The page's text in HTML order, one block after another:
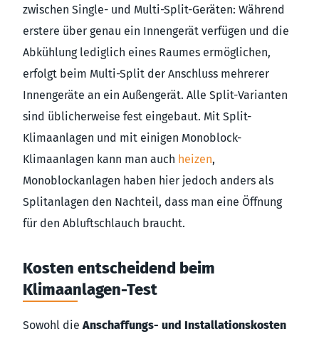
zwischen Single- und Multi-Split-Geräten: Während
erstere über genau ein Innengerät verfügen und die
Abkühlung lediglich eines Raumes ermöglichen,
erfolgt beim Multi-Split der Anschluss mehrerer
Innengeräte an ein Außengerät. Alle Split-Varianten
sind üblicherweise fest eingebaut. Mit Split-
Klimaanlagen und mit einigen Monoblock-
Klimaanlagen kann man auch heizen,
Monoblockanlagen haben hier jedoch anders als
Splitanlagen den Nachteil, dass man eine Öffnung
für den Abluftschlauch braucht.
Kosten entscheidend beim
Klimaanlagen-Test
Sowohl dieAnschaffungs- und Installationskosten